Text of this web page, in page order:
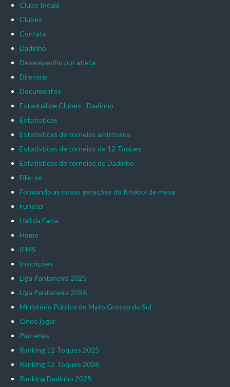
Clube Indaiá
Clubes
Contato
Dadinho
Desempenho por atleta
Diretoria
Documentos
Estadual de Clubes - Dadinho
Estatísticas
Estatísticas de torneios amistosos
Estatísticas de torneios de 12 Toques
Estatísticas de torneios de Dadinho
Filie-se
Formando as novas gerações do futebol de mesa
Funesp
Hall da Fama
Home
IFMS
Inscrições
Liga Pantaneira 2025
Liga Pantaneira 2026
Ministério Público de Mato Grosso do Sul
Onde jogar
Parcerias
Ranking 12 Toques 2025
Ranking 12 Toques 2026
Ranking Dadinho 2025